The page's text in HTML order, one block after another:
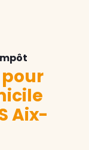
pour
Aix-